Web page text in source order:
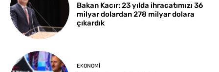
Bakan Kacır: 23 yılda ihracatımızı 36
milyar dolardan 278 milyar dolara
çıkardık
EKONOMI